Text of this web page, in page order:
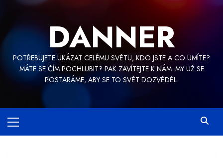
content
DANNER
POTŘEBUJETE UKÁZAT CELÉMU SVĚTU, KDO JSTE A CO UMÍTE?
MÁTE SE ČÍM POCHLUBIT? PAK ZAVÍTEJTE K NÁM. MY UŽ SE
POSTARÁME, ABY SE TO SVĚT DOZVĚDĚL.
Menu